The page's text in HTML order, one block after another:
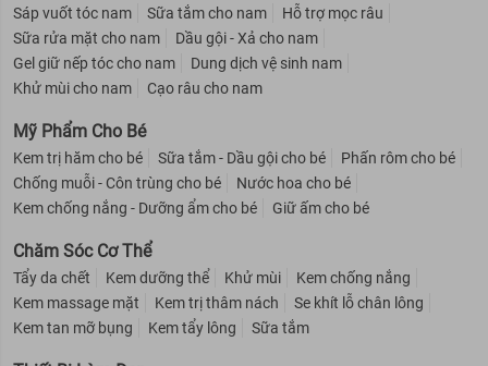
Sáp vuốt tóc nam Sữa tắm cho nam
Hỗ trợ mọc râu
Sữa rửa mặt cho nam
Dầu gội - Xả cho nam
Gel giữ nếp tóc cho nam
Dung dịch vệ sinh nam
Khử mùi cho nam
Cạo râu cho nam
Mỹ Phẩm Cho Bé
Kem trị hăm cho bé Sữa tắm - Dầu gội cho bé
Phấn rôm cho bé
Chống muỗi - Côn trùng cho bé
Nước hoa cho bé
Kem chống nắng - Dưỡng ẩm cho bé
Giữ ấm cho bé
Chăm Sóc Cơ Thể
Tẩy da chết Kem dưỡng thể Khử mùi
Kem chống nắng
Kem massage mặt
Kem trị thâm nách
Se khít lỗ chân lông
Kem tan mỡ bụng
Kem tẩy lông Sữa tắm